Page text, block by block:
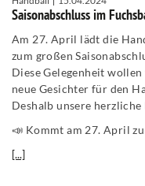
Saisonabschluss im
Am 27. April lädt die
zum großen
Diese Gelegenheit
neue Gesichter für den
Deshalb unsere
📣 Kommt am 27. April
[...]